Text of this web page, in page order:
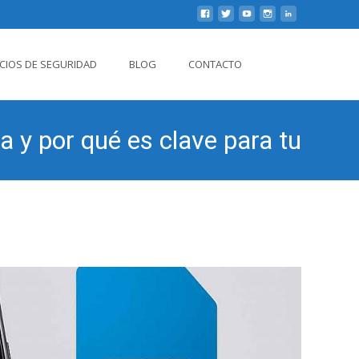
DE SEGURIDAD BLOG CONTACTO
y por qué es clave para tu